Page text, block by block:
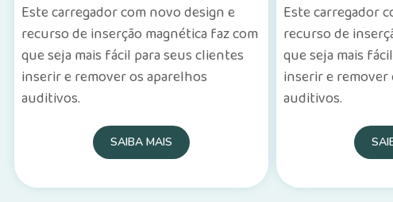
Este carregador com novo design e
recurso de inserção magnética faz com
que seja mais fácil para seus clientes
inserir e remover os aparelhos
auditivos.
SAIBA MAIS
Este carregador
recurso de
que seja mais
inserir e remover
auditivos.